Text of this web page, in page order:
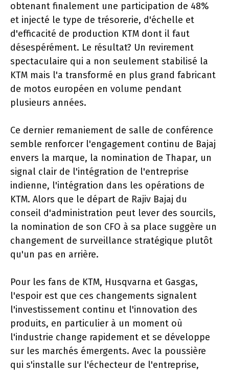
obtenant finalement une participation de 48%
et injecté le type de trésorerie, d'échelle et
d'efficacité de production KTM dont il faut
désespérément. Le résultat? Un revirement
spectaculaire qui a non seulement stabilisé la
KTM mais l'a transformé en plus grand fabricant
de motos européen en volume pendant
plusieurs années.
Ce dernier remaniement de salle de conférence
semble renforcer l'engagement continu de Bajaj
envers la marque, la nomination de Thapar, un
signal clair de l'intégration de l'entreprise
indienne, l'intégration dans les opérations de
KTM. Alors que le départ de Rajiv Bajaj du
conseil d'administration peut lever des sourcils,
la nomination de son CFO à sa place suggère un
changement de surveillance stratégique plutôt
qu'un pas en arrière.
Pour les fans de KTM, Husqvarna et Gasgas,
l'espoir est que ces changements signalent
l'investissement continu et l'innovation des
produits, en particulier à un moment où
l'industrie change rapidement et se développe
sur les marchés émergents. Avec la poussière
qui s'installe sur l'échecteur de l'entreprise,